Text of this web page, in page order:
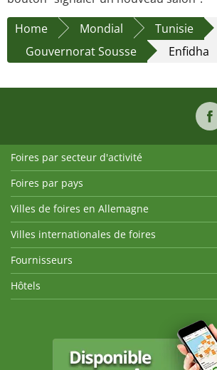
Home
Mondial
Tunisie
Gouvernorat Sousse
Enfidha
Foires par secteur d'activité
Foires par pays
Villes de foires en Allemagne
Villes internationales de foires
Fournisseurs
Hôtels